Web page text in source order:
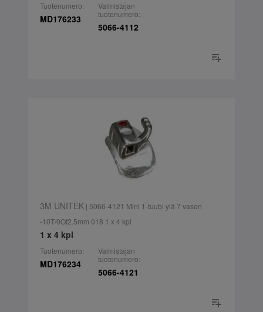
Tuotenumero:
MD176233
Valmistajan
tuotenumero:
5066-4112
3M UNITEK| 5066-4121 Mini 1-tuubi ylä 7 vasen
-10T/0Of2.5mm 018 1 x 4 kpl
1 x 4 kpl
Tuotenumero:
MD176234
Valmistajan
tuotenumero:
5066-4121